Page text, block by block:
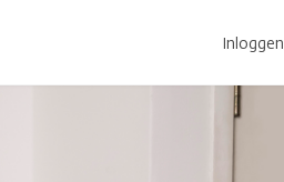
Inloggen